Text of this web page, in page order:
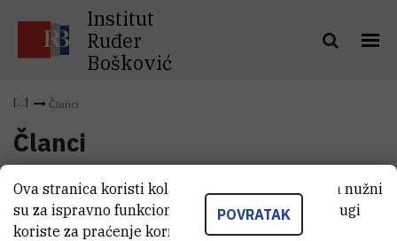
Institut
Ruđer
Bošković
Članci
Članci
POVRATAK
Ova stranica koristi kolačiće. Neki od tih kolačića nužni
su za ispravno funkcioniranje stranice, dok se drugi
koriste za praćenje korištenja stranice radi